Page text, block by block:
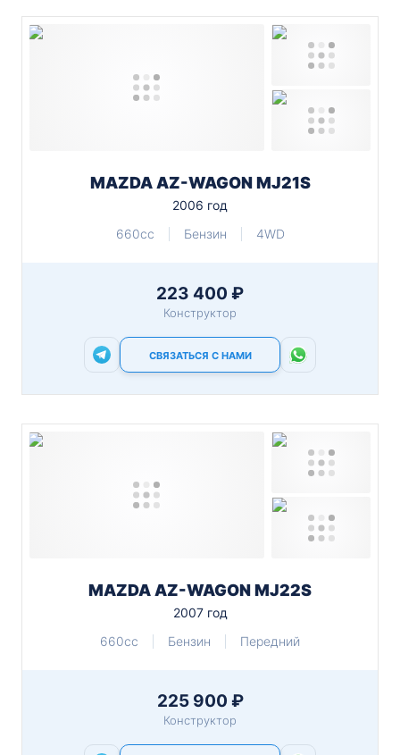
MAZDA AZ-WAGON MJ21S
2006 год
660cc
Бензин 4WD
223 400 ₽
Конструктор
СВЯЗАТЬСЯ С НАМИ
MAZDA AZ-WAGON MJ22S
2007 год
660cc
Бензин Передний
225 900 ₽
Конструктор